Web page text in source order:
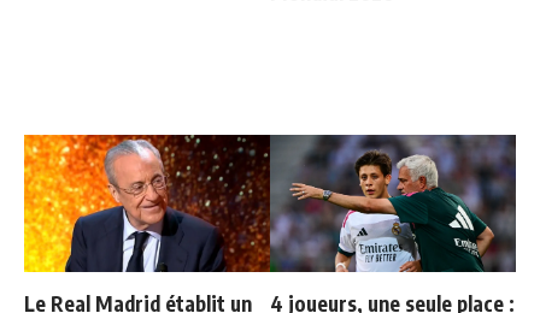
Le Real Madrid établit un 4 joueurs, une seule place :